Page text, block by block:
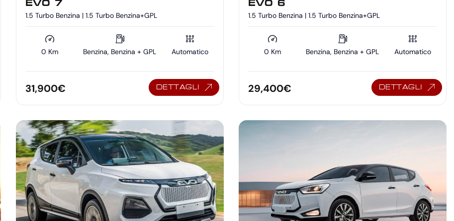
EVO 7
1.5 Turbo Benzina | 1.5 Turbo Benzina+GPL
0 Km Benzina, Benzina + GPL Automatico
31,900€ DETTAGLI
EVO 6
1.5 Turbo Benzina | 1.5 Turbo Benzina+GPL
0 Km Benzina, Benzina + GPL Automatico
29,400€ DETTAGLI